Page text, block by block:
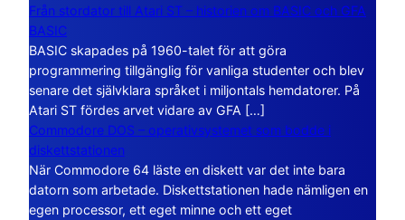
Från stordator till Atari ST – historien om BASIC och GFA
BASIC
BASIC skapades på 1960-talet för att göra
programmering tillgänglig för vanliga studenter och blev
senare det självklara språket i miljontals hemdatorer. På
Atari ST fördes arvet vidare av GFA […]
Commodore DOS – operativsystemet som bodde i
diskettstationen
När Commodore 64 läste en diskett var det inte bara
datorn som arbetade. Diskettstationen hade nämligen en
egen processor, ett eget minne och ett eget